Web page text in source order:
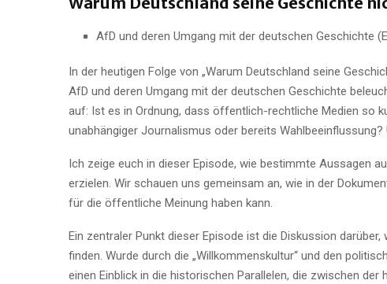
AfD und deren Umgang mit der deutschen Geschichte
In der heutigen Folge von „Warum Deutschland seine
AfD und deren Umgang mit der deutschen Geschichte
auf: Ist es in Ordnung, dass öffentlich-rechtliche Medien so
unabhängiger Journalismus oder bereits
Ich zeige euch in dieser Episode, wie bestimmte Aussagen
erzielen. Wir schauen uns gemeinsam an, wie in der
für die öffentliche Meinung haben kann.
Ein zentraler Punkt dieser Episode ist die Diskussion
finden. Wurde durch die „Willkommenskultur“ und den
einen Einblick in die historischen Parallelen, die zwischen